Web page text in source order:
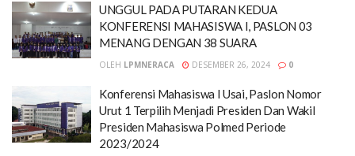
UNGGUL PADA PUTARAN KEDUA
KONFERENSI MAHASISWA I, PASLON 03
MENANG DENGAN 38 SUARA
OLEH LPMNERACA DESEMBER 26, 2024 0
Konferensi Mahasiswa I Usai, Paslon Nomor
Urut 1 Terpilih Menjadi Presiden Dan Wakil
Presiden Mahasiswa Polmed Periode
2023/2024